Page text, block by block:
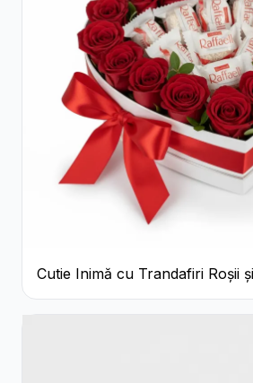
Cutie Inimă cu Trandafiri Roșii și
Bomboane Raffaello